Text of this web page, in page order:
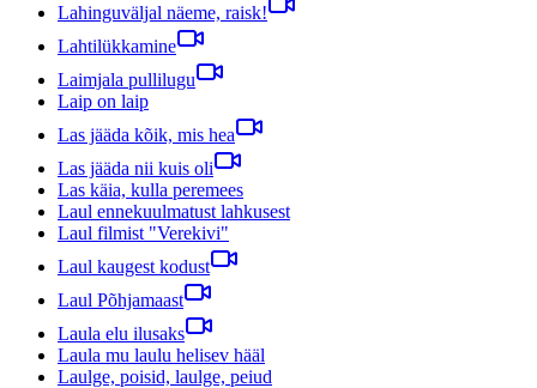
Lahinguväljal näeme, raisk!
Lahtilükkamine
Laimjala pullilugu
Laip on laip
Las jääda kõik, mis hea
Las jääda nii kuis oli
Las käia, kulla peremees
Laul ennekuulmatust lahkusest
Laul filmist "Verekivi"
Laul kaugest kodust
Laul Põhjamaast
Laula elu ilusaks
Laula mu laulu helisev hääl
Laulge, poisid, laulge, peiud